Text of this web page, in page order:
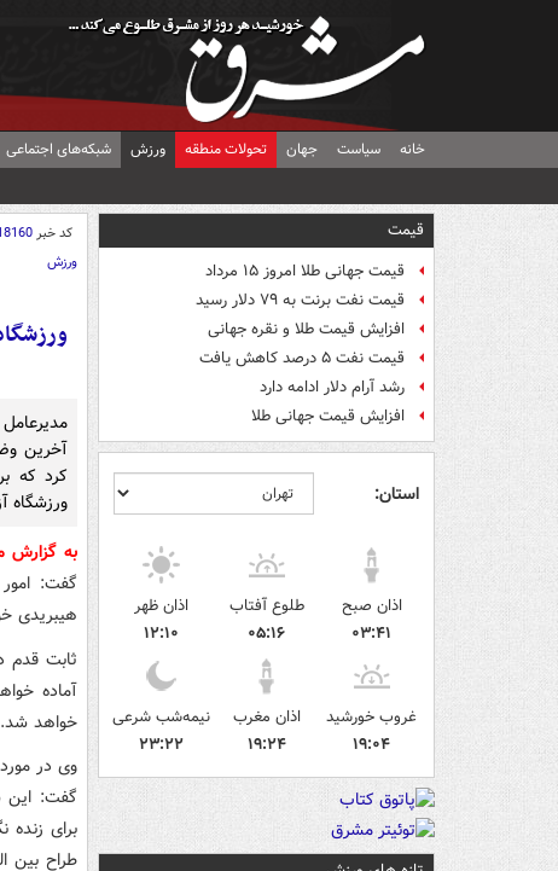
خانه سیاست جهان تحولات منطقه ورزش شبکه‌های اجتماعی
قیمت
قیمت جهانی طلا امروز ۱۵ مرداد
قیمت نفت برنت به ۷۹ دلار رسید
افزایش قیمت طلا و نقره جهانی
قیمت نفت ۵ درصد کاهش یافت
رشد آرام دلار ادامه دارد
افزایش قیمت جهانی طلا
استان:
اذان صبح
۰۳:۴۱
طلوع آفتاب
۰۵:۱۶
اذان ظهر
۱۲:۱۰
غروب خورشید
۱۹:۰۴
اذان مغرب
۱۹:۲۴
نیمه‌شب شرعی
۲۳:۲۲
کد خبر
ورزش
آخرین
کرد که
ورزشگاه
به گزارش
گفت:
هیبریدی
ثابت قدم
آماده
خواهد شد.
گفت: این
برای زنده
طراح بین